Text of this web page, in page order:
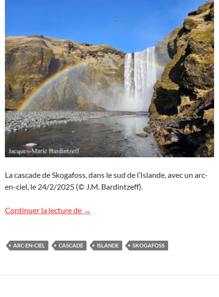
La cascade de Skogafoss, dans le sud de l’Islande, avec un arc-
en-ciel, le 24/2/2025 (© J.M. Bardintzeff).
Continuer la lecture de Arc-en-ciel à Skogafoss, Islande
→
ARC-EN-CIEL CASCADE ISLANDE SKOGAFOSS